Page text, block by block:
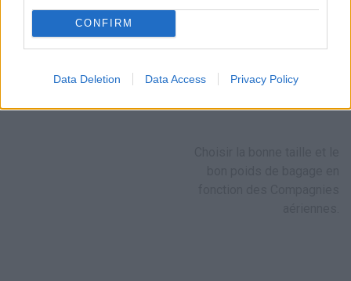
CONFIRM
Data Deletion Data Access Privacy Policy
27 OCT 2025